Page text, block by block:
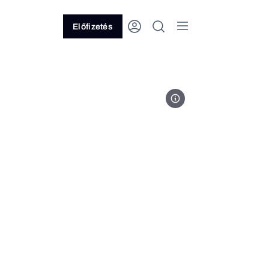
Előfizetés
Fotó: Brooke Lark // Unsplash